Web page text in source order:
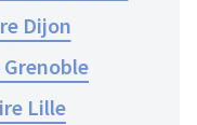
Dijon
Lille